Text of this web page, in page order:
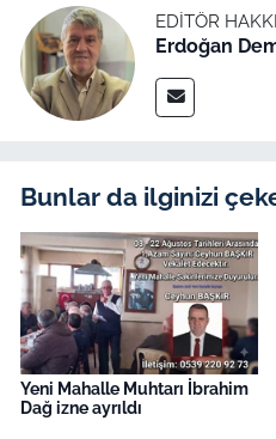
EDITÖR
Erdoğan
Bunlar da ilginizi
Yeni Mahalle Muhtarı İbrahim
Dağ izne ayrıldı